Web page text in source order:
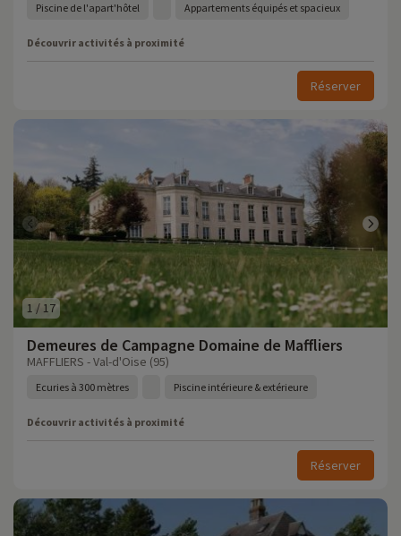
Piscine de l'apart'hôtel Appartements équipés et spacieux
Découvrir activités à proximité
Réserver
1 /17
Demeures de Campagne Domaine de Maffliers
MAFFLIERS - Val-d'Oise (95)
Ecuries à 300 mètres Piscine intérieure & extérieure
Découvrir activités à proximité
Réserver